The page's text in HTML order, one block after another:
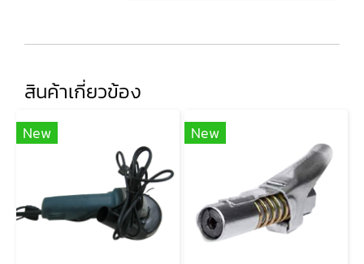
สินค้าเกี่ยวข้อง
New New